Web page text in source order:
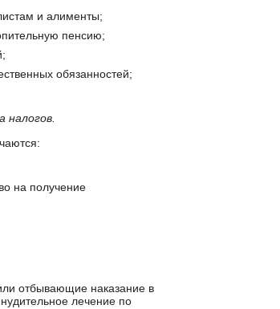
и алименты;
пенсию;
обязанностей;
налогов.
на получение
отбывающие наказание в
лечение по